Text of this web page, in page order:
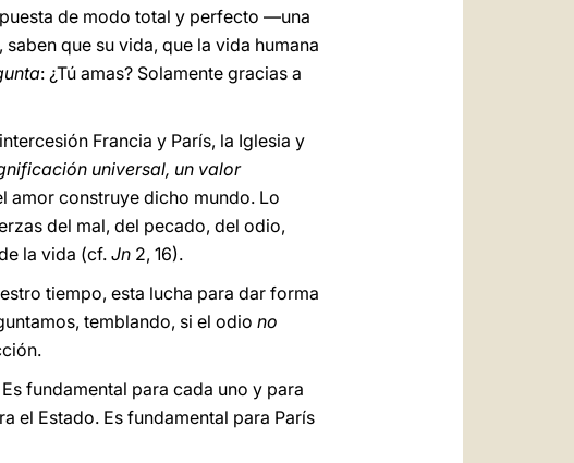
de modo total y perfecto —una
que su vida, que la vida humana
: ¿Tú amas? Solamente gracias a
Francia y París, la Iglesia y
universal, un valor
amor construye dicho mundo. Lo
del mal, del pecado, del odio,
la vida (cf. Jn 2, 16).
tiempo, esta lucha para dar forma
temblando, si el odio no
fundamental para cada uno y para
el Estado. Es fundamental para París